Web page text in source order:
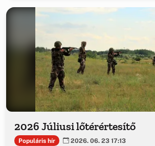
2026 Júliusi lőtérértesítő
Populáris hír 2026. 06. 23 17:13